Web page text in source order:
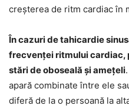
creșterea de ritm cardiac în
În cazuri de tahicardie
frecvenței ritmului cardiac,
stări de oboseală și amețeli
apară combinate între ele
diferă de la o persoană la